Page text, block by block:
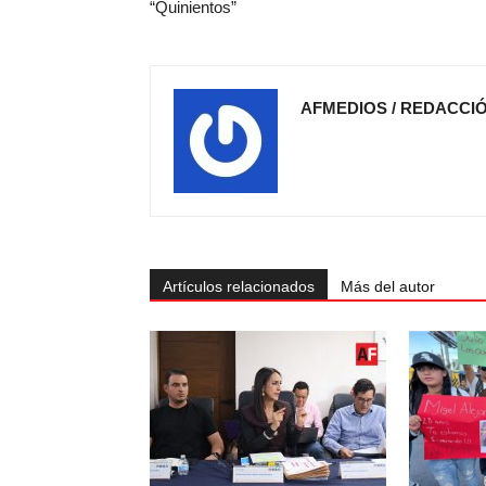
“Quinientos”
AFMEDIOS /
Artículos relacionados Más del autor